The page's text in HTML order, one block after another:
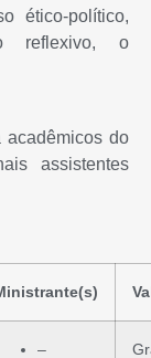
ético-político,
reflexivo, o
acadêmicos do
assistentes
–